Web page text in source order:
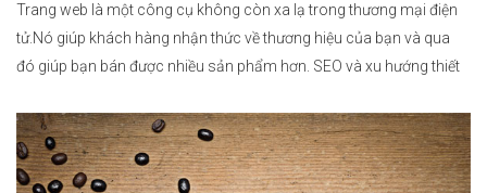
Trang web là một công cụ không còn xa lạ trong thương mại điện
tử.Nó giúp khách hàng nhận thức về thương hiệu của bạn và qua
đó giúp bạn bán được nhiều sản phẩm hơn. SEO và xu hướng thiết
bạn không muốn […]